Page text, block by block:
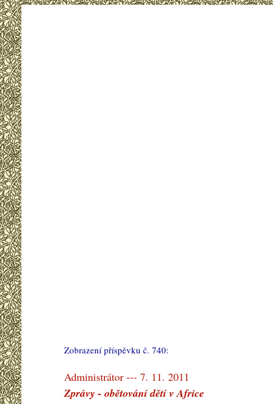
Zobrazení příspěvku č. 740:
Administrátor --- 7. 11. 2011
Zprávy - obětování dětí v Africe